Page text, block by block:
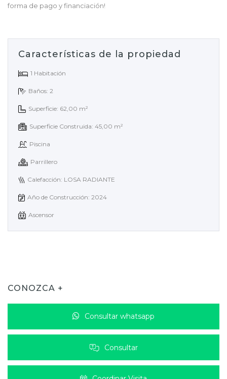
forma de pago y financiación!
Características de la propiedad
1 Habitación
Baños: 2
Superficie: 62,00 m²
Superficie Construida: 45,00 m²
Piscina
Parrillero
Calefacción: LOSA RADIANTE
Año de Construcción: 2024
Ascensor
CONOZCA +
Consultar whatsapp
Consultar